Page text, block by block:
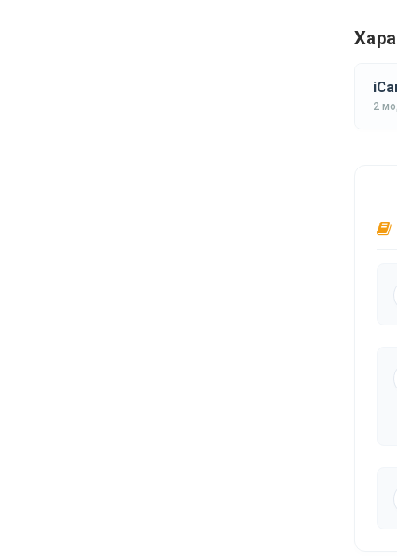
2